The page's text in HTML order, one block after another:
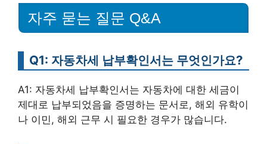
자주 묻는 질문 Q&A
Q1: 자동차세 납부확인서는 무엇인가요?
A1: 자동차세 납부확인서는 자동차에 대한 세금이
제대로 납부되었음을 증명하는 문서로, 해외 유학이
나 이민, 해외 근무 시 필요한 경우가 많습니다.